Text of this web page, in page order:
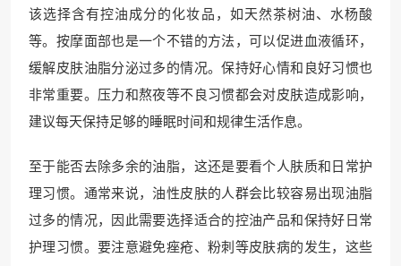
该选择含有控油成分的化妆品，如天然茶树油、水杨酸
等。按摩面部也是一个不错的方法，可以促进血液循环，
缓解皮肤油脂分泌过多的情况。保持好心情和良好习惯也
非常重要。压力和熬夜等不良习惯都会对皮肤造成影响，
建议每天保持足够的睡眠时间和规律生活作息。
至于能否去除多余的油脂，这还是要看个人肤质和日常护
理习惯。通常来说，油性皮肤的人群会比较容易出现油脂
过多的情况，因此需要选择适合的控油产品和保持好日常
护理习惯。要注意避免痤疮、粉刺等皮肤病的发生，这些